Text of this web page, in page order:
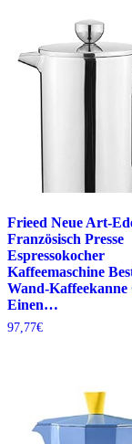
Frieed Neue Art-
Französisch Presse
Espressokocher
Kaffeemaschine
Wand-Kaffeekanne
Einen…
97,77€